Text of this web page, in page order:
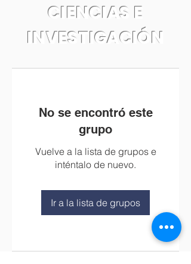
CIENCIAS E
INVESTIGACIÓN
No se encontró este
grupo
Vuelve a la lista de grupos e
inténtalo de nuevo.
Ir a la lista de grupos